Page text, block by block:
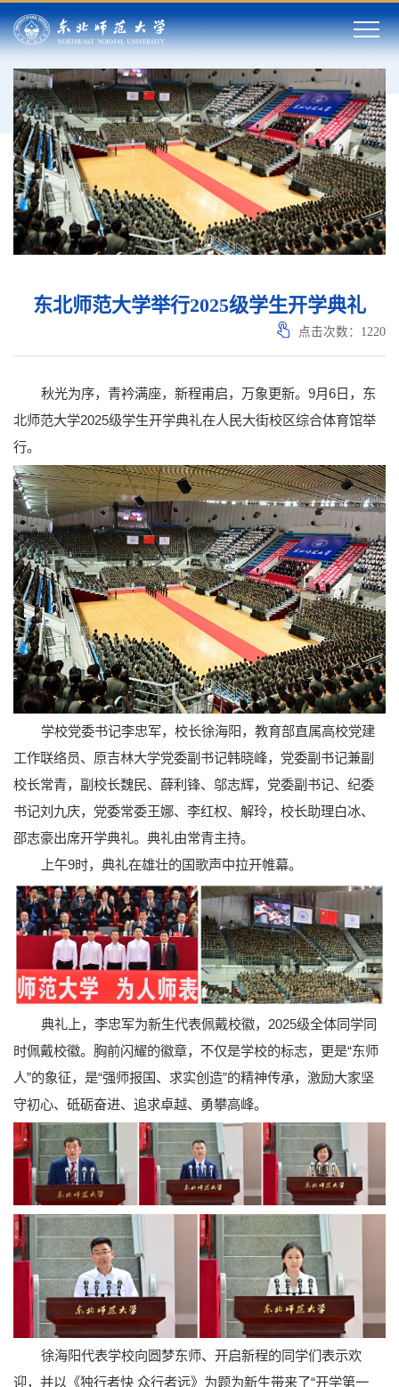
东北师范大学举行2025级学生开学典礼
点击次数： 1220
秋光为序，青衿满座，新程甫启，万象更新。9月6日，东
北师范大学2025级学生开学典礼在人民大街校区综合体育馆举
行。
学校党委书记李忠军，校长徐海阳，教育部直属高校党建
工作联络员、原吉林大学党委副书记韩晓峰，党委副书记兼副
校长常青，副校长魏民、薛利锋、邬志辉，党委副书记、纪委
书记刘九庆，党委常委王娜、李红权、解玲，校长助理白冰、
邵志豪出席开学典礼。典礼由常青主持。
上午9时，典礼在雄壮的国歌声中拉开帷幕。
典礼上，李忠军为新生代表佩戴校徽，2025级全体同学同
时佩戴校徽。胸前闪耀的徽章，不仅是学校的标志，更是“东师
人”的象征，是“强师报国、求实创造”的精神传承，激励大家坚
守初心、砥砺奋进、追求卓越、勇攀高峰。
徐海阳代表学校向圆梦东师、开启新程的同学们表示欢
迎，并以《独行者快 众行者远》为题为新生带来了“开学第一